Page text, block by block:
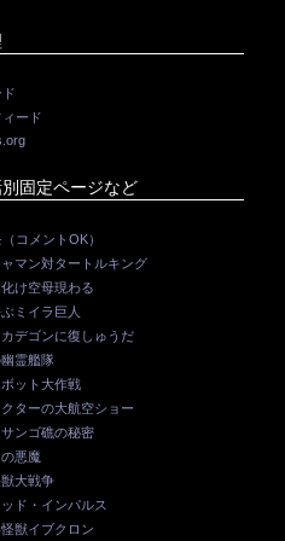
ード
固定ページなど
コメントOK）
マン対タートルキング
け空母現わる
ミイラ巨人
デゴンに復しゅうだ
霊艦隊
ット大作戦
ターの大航空ショー
ンゴ礁の秘密
悪魔
大戦争
ド・インパルス
獣イブクロン